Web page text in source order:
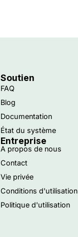
Soutien
FAQ
Blog
Documentation
État du système
Entreprise
A propos de nous
Contact
Vie privée
Conditions d'utilisation
Politique d'utilisation